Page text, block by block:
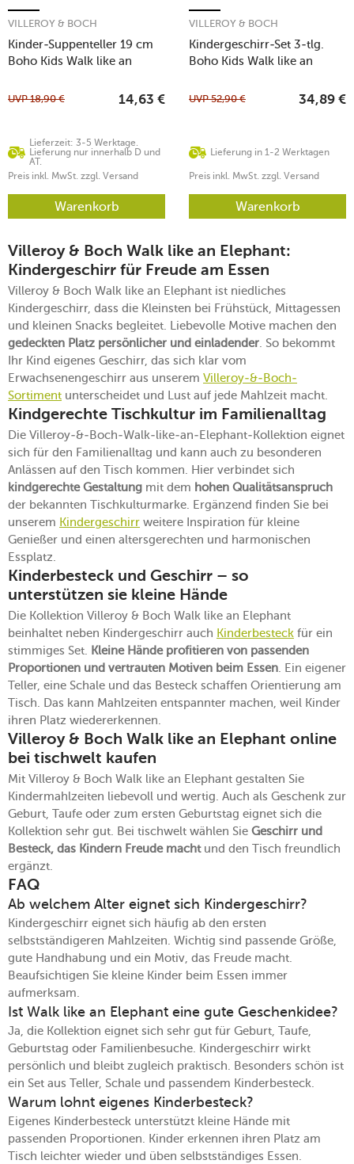
Kinder-Suppenteller 19 cm
Boho Kids Walk like an
VILLEROY & BOCH
Lieferzeit: 3-5 Werktage.
Lieferung nur innerhalb D und
AT.
UVP18,90 € 14,63 €
Preis inkl. MwSt. zzgl. Versand
Warenkorb
Kindergeschirr-Set 3-tlg.
Boho Kids Walk like an
VILLEROY & BOCH
Lieferung in 1-2 Werktagen
UVP52,90 € 34,89 €
Preis inkl. MwSt. zzgl. Versand
Warenkorb
Villeroy & Boch Walk like an Elephant:
Kindergeschirr für Freude am Essen
Villeroy & Boch Walk like an Elephant ist niedliches
Kindergeschirr, dass die Kleinsten bei Frühstück, Mittagessen
und kleinen Snacks begleitet. Liebevolle Motive machen den
gedeckten Platz persönlicher und einladender. So bekommt
Ihr Kind eigenes Geschirr, das sich klar vom
Erwachsenengeschirr aus unserem Villeroy-&-Boch-
Sortiment unterscheidet und Lust auf jede Mahlzeit macht.
Kindgerechte Tischkultur im Familienalltag
Die Villeroy-&-Boch-Walk-like-an-Elephant-Kollektion eignet
sich für den Familienalltag und kann auch zu besonderen
Anlässen auf den Tisch kommen. Hier verbindet sich
kindgerechte Gestaltung mit dem hohen Qualitätsanspruch
der bekannten Tischkulturmarke. Ergänzend finden Sie bei
unserem Kindergeschirr weitere Inspiration für kleine
Genießer und einen altersgerechten und harmonischen
Essplatz.
Kinderbesteck und Geschirr – so
unterstützen sie kleine Hände
Die Kollektion Villeroy & Boch Walk like an Elephant
beinhaltet neben Kindergeschirr auch Kinderbesteck für ein
stimmiges Set. Kleine Hände profitieren von passenden
Proportionen und vertrauten Motiven beim Essen. Ein eigener
Teller, eine Schale und das Besteck schaffen Orientierung am
Tisch. Das kann Mahlzeiten entspannter machen, weil Kinder
ihren Platz wiedererkennen.
Villeroy & Boch Walk like an Elephant online
bei tischwelt kaufen
Mit Villeroy & Boch Walk like an Elephant gestalten Sie
Kindermahlzeiten liebevoll und wertig. Auch als Geschenk zur
Geburt, Taufe oder zum ersten Geburtstag eignet sich die
Kollektion sehr gut. Bei tischwelt wählen Sie Geschirr und
Besteck, das Kindern Freude machtund den Tisch freundlich
ergänzt.
FAQ
Ab welchem Alter eignet sich Kindergeschirr?
Kindergeschirr eignet sich häufig ab den ersten
selbstständigeren Mahlzeiten. Wichtig sind passende Größe,
gute Handhabung und ein Motiv, das Freude macht.
Beaufsichtigen Sie kleine Kinder beim Essen immer
aufmerksam.
Ist Walk like an Elephant eine gute Geschenkidee?
Ja, die Kollektion eignet sich sehr gut für Geburt, Taufe,
Geburtstag oder Familienbesuche. Kindergeschirr wirkt
persönlich und bleibt zugleich praktisch. Besonders schön ist
ein Set aus Teller, Schale und passendem Kinderbesteck.
Warum lohnt eigenes Kinderbesteck?
Eigenes Kinderbesteck unterstützt kleine Hände mit
passenden Proportionen. Kinder erkennen ihren Platz am
Tisch leichter wieder und üben selbstständiges Essen.